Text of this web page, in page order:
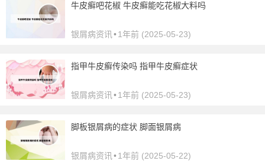
牛皮癣吧花椒 牛皮癣能吃花椒大料吗
银屑病资讯 •1年前 (2025-05-23)
指甲牛皮癣传染吗 指甲牛皮癣症状
银屑病资讯 •1年前 (2025-05-23)
脚板银屑病的症状 脚面银屑病
银屑病资讯 •1年前 (2025-05-22)